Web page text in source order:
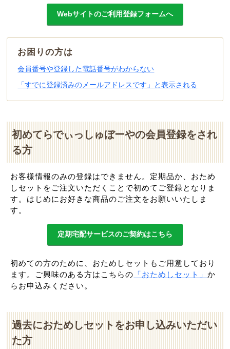
Webサイトのご利用登録フォームへ
お困りの方は
会員番号や登録した電話番号がわからない
「すでに登録済みのメールアドレスです」と表示される
初めてらでぃっしゅぼーやの会員登録をされ
る方
お客様情報のみの登録はできません。定期品か、おため
しセットをご注文いただくことで初めてご登録となりま
す。はじめにお好きな商品のご注文をお願いいたしま
す。
定期宅配サービスのご契約はこちら
初めての方のために、おためしセットもご用意しており
ます。ご興味のある方はこちらの 「おためしセット」か
らお申込みください。
過去におためしセットをお申し込みいただい
た方